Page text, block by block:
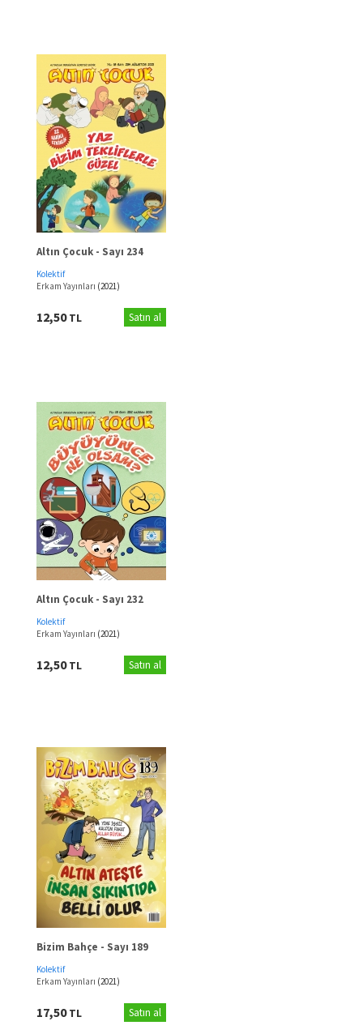
Altın Çocuk - Sayı 234
Kolektif
Erkam Yayınları (2021)
12,50TL Satın al
Altın Çocuk - Sayı 232
Kolektif
Erkam Yayınları (2021)
12,50TL Satın al
Bizim Bahçe - Sayı 189
Kolektif
Erkam Yayınları (2021)
17,50TL Satın al